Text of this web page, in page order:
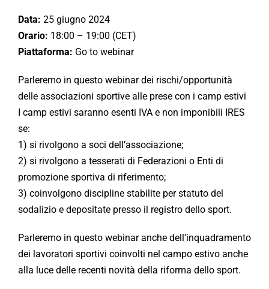
Data: 25 giugno 2024
Orario: 18:00 – 19:00 (CET)
Piattaforma: Go to webinar
Parleremo in questo webinar dei rischi/opportunità
delle associazioni sportive alle prese con i camp estivi
I camp estivi saranno esenti IVA e non imponibili IRES
se:
1) si rivolgono a soci dell’associazione;
2) si rivolgono a tesserati di Federazioni o Enti di
promozione sportiva di riferimento;
3) coinvolgono discipline stabilite per statuto del
sodalizio e depositate presso il registro dello sport.
Parleremo in questo webinar anche dell’inquadramento
dei lavoratori sportivi coinvolti nel campo estivo anche
alla luce delle recenti novità della riforma dello sport.